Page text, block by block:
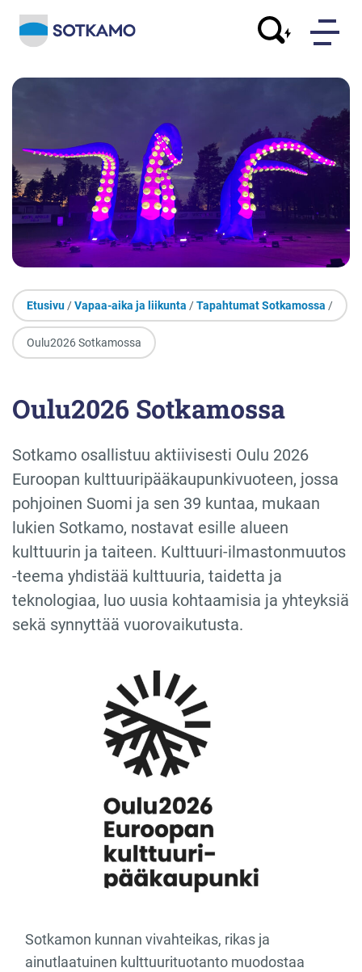
Etusivu /Vapaa-aika ja liikunta /Tapahtumat Sotkamossa /
Oulu2026 Sotkamossa
Oulu2026 Sotkamossa
Sotkamo osallistuu aktiivisesti Oulu 2026
Euroopan kulttuuripääkaupunkivuoteen, jossa
pohjoinen Suomi ja sen 39 kuntaa, mukaan
lukien Sotkamo, nostavat esille alueen
kulttuurin ja taiteen. Kulttuuri-ilmastonmuutos
-teema yhdistää kulttuuria, taidetta ja
teknologiaa, luo uusia kohtaamisia ja yhteyksiä
sekä synnyttää vuorovaikutusta.
Sotkamon kunnan vivahteikas, rikas ja
ainutlaatuinen kulttuurituotanto muodostaa